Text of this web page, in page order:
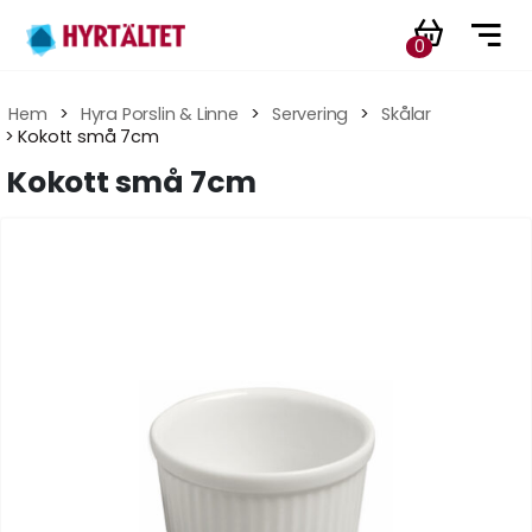
0
Hem > Hyra Porslin & Linne > Servering > Skålar
> Kokott små 7cm
Kokott små 7cm